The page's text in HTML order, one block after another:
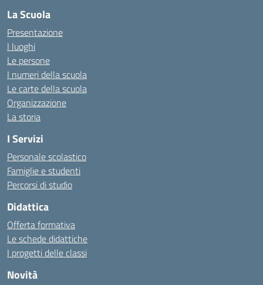
La Scuola
Presentazione
I luoghi
Le persone
I numeri della scuola
Le carte della scuola
Organizzazione
La storia
I Servizi
Personale scolastico
Famiglie e studenti
Percorsi di studio
Didattica
Offerta formativa
Le schede didattiche
I progetti delle classi
Novità